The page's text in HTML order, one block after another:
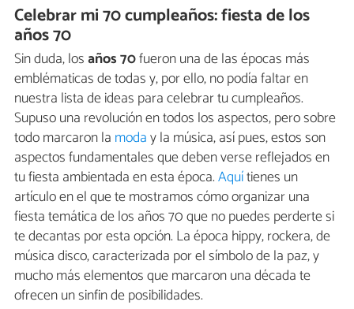
Celebrar mi 70 cumpleaños: fiesta de los
años 70
Sin duda, losaños 70fueron una de las épocas más
emblématicas de todas y, por ello, no podía faltar en
nuestra lista de ideas para celebrar tu cumpleaños.
Supuso una revolución en todos los aspectos, pero sobre
todo marcaron la moday la música, así pues, estos son
aspectos fundamentales que deben verse reflejados en
tu fiesta ambientada en esta época.Aquítienes un
artículo en el que te mostramos cómo organizar una
fiesta temática de los años 70 que no puedes perderte si
te decantas por esta opción. La época hippy, rockera, de
música disco, caracterizada por el símbolo de la paz, y
mucho más elementos que marcaron una década te
ofrecen un sinfin de posibilidades.